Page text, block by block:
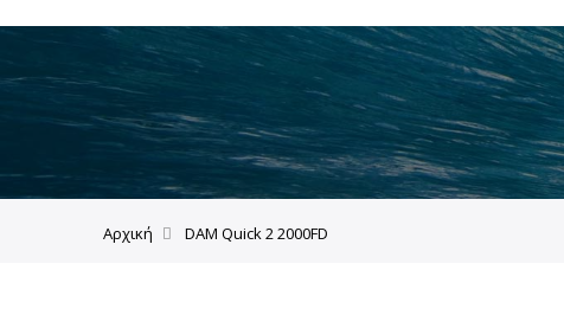
Αρχική DAM Quick 2 2000FD